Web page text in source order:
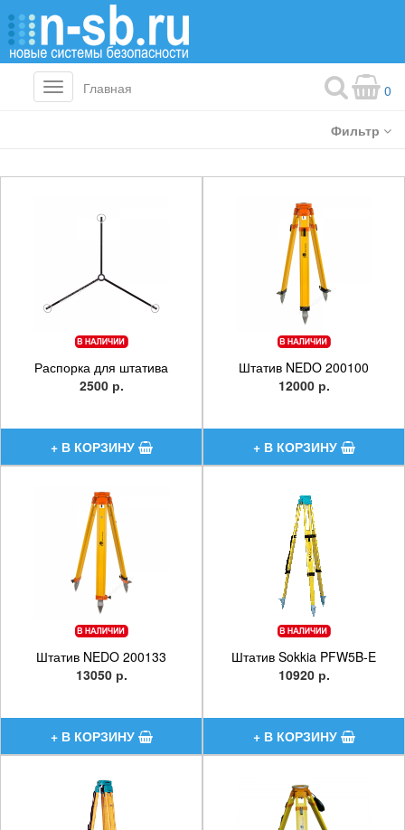
Toggle
navigation
Главная 0
Фильтр
Распорка для штатива
2500 р.
Штатив NEDO 200100
12000 р.
Штатив NEDO 200133
13050 р.
Штатив Sokkia PFW5B-E
10920 р.